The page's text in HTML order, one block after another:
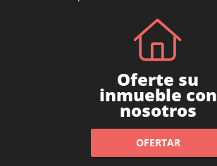
Oferte su
inmueble con
nosotros
OFERTAR